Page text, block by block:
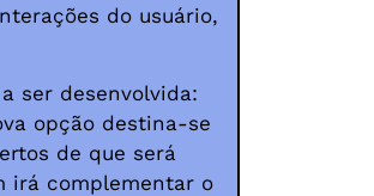
do usuário,
ser desenvolvida:
opção destina-se
de que será
irá complementar o